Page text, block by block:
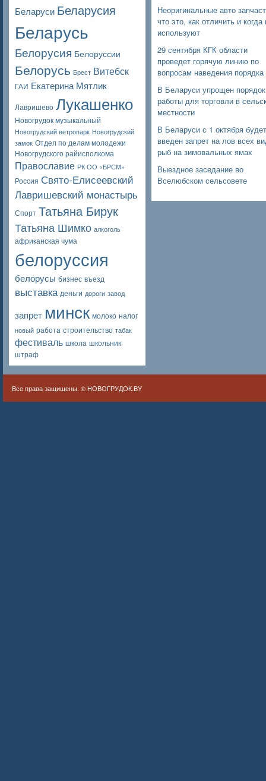
Беларуси Беларусия
Беларусь
Белорусия Белоруссии
Белорусь Брест Витебск
ГАИ Екатерина Мятлик
Лавришево Лукашенко
Новогрудок музыкальный
Новогрудский ветропарк Новогрудский
замок Отдел по делам молодежи
Новогрудского райисполкома
Православие РК ОО «БРСМ»
Россия Свято-Елисеевский
Лавришевский монастырь
Спорт Татьяна Бирук
Татьяна Шимко алкоголь
африканская чума
белоруссия
белорусы бизнес въезд
выставка деньги дороги завод
запрет минск молоко налог
новый работа строительство табак
фестиваль школа школьник
штраф
Неоригинальные авто
что это, как отличить и когда
используют
29 сентября КГК области
проведет горячую линию по
вопросам наведения порядка
В Беларуси упрощен порядок
работы для торговли в
местности
В Беларуси с 1 октября будет
введен запрет на лов всех
рыб на зимовальных ямах
Выездное заседание во
Вселюбском сельсовете
Все права защищены. © НОВОГРУДОК.BY